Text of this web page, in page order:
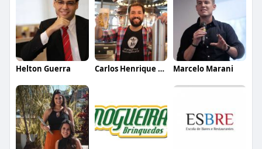
Helton Guerra Carlos Henrique de Faria Vasconcelos Marcelo Marani